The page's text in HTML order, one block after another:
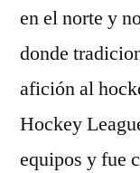
en el norte y
donde
afición al
Hockey
equipos y fue